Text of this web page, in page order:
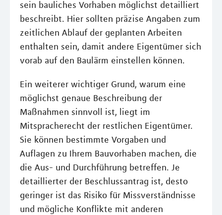
sein bauliches Vorhaben möglichst detailliert
beschreibt. Hier sollten präzise Angaben zum
zeitlichen Ablauf der geplanten Arbeiten
enthalten sein, damit andere Eigentümer sich
vorab auf den Baulärm einstellen können.
Ein weiterer wichtiger Grund, warum eine
möglichst genaue Beschreibung der
Maßnahmen sinnvoll ist, liegt im
Mitspracherecht der restlichen Eigentümer.
Sie können bestimmte Vorgaben und
Auflagen zu Ihrem Bauvorhaben machen, die
die Aus- und Durchführung betreffen. Je
detaillierter der Beschlussantrag ist, desto
geringer ist das Risiko für Missverständnisse
und mögliche Konflikte mit anderen